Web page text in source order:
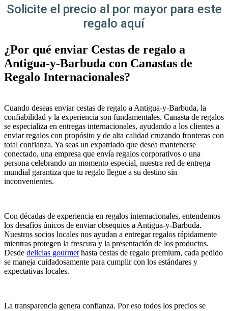
Solicite el precio al por mayor para este
regalo aquí
¿Por qué enviar Cestas de regalo a
Antigua-y-Barbuda con Canastas de
Regalo Internacionales?
Cuando deseas enviar cestas de regalo a Antigua-y-Barbuda, la
confiabilidad y la experiencia son fundamentales. Canasta de regalos
se especializa en entregas internacionales, ayudando a los clientes a
enviar regalos con propósito y de alta calidad cruzando fronteras con
total confianza. Ya seas un expatriado que desea mantenerse
conectado, una empresa que envía regalos corporativos o una
persona celebrando un momento especial, nuestra red de entrega
mundial garantiza que tu regalo llegue a su destino sin
inconvenientes.
Con décadas de experiencia en regalos internacionales, entendemos
los desafíos únicos de enviar obsequios a Antigua-y-Barbuda.
Nuestros socios locales nos ayudan a entregar regalos rápidamente
mientras protegen la frescura y la presentación de los productos.
Desde delicias gourmet hasta cestas de regalo premium, cada pedido
se maneja cuidadosamente para cumplir con los estándares y
expectativas locales.
La transparencia genera confianza. Por eso todos los precios se